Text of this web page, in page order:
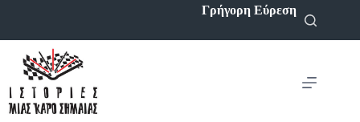
Γρήγορη Εύρεση